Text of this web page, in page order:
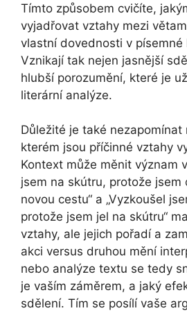
Tímto způsobem cvičíte,
vyjadřovat vztahy mezi
vlastní dovednosti v písemné
Vznikají tak nejen jasnější
hlubší porozumění, které je
literární analýze.
Důležité je také nezapomínat
kterém jsou příčinné vztahy
Kontext může měnit význam
jsem na skútru, protože jsem
novou cestu“ a „Vyzkoušel
protože jsem jel na skútru“
vztahy, ale jejich pořadí a
akci versus druhou mění
nebo analýze textu se tedy
je vaším záměrem, a jaký
sdělení. Tím se posílí vaše